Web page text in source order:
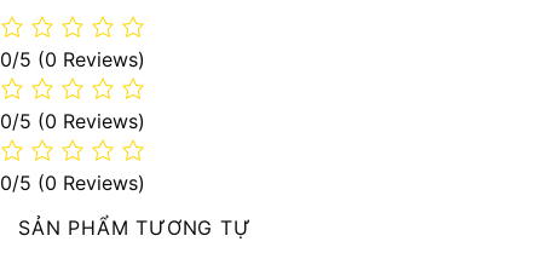
0/5 (0 Reviews)
0/5 (0 Reviews)
0/5 (0 Reviews)
SẢN PHẨM TƯƠNG TỰ